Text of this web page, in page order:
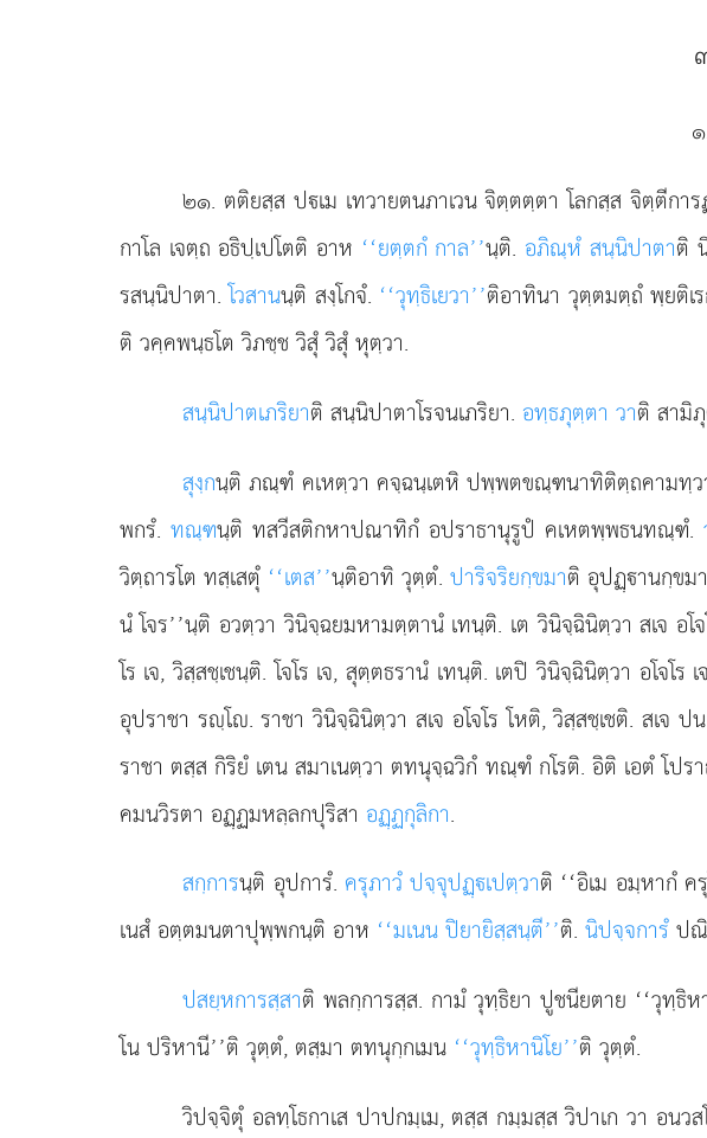
๒๑. ตติยสฺส ปเม เทวายตนภาเวน จิตฺตตฺตา โลกสฺส จิตฺตีกา
กาโล เจตฺถ อธิปฺเปโตติ อาห ‘‘ยตฺตกํ กาล’’นฺติ. อภิณฺหํ สนฺนิปาตาติ
รสนฺนิปาตา.โวสานนฺติ สงฺโกจํ. ‘‘วุทฺธิเยวา’’ติอาทินา วุตฺตมตฺถํ พฺยติเ
ติ วคฺคพนฺธโต วิภชฺช วิสุํ วิสุํ หุตฺวา.
สนฺนิปาตเภริยาติ สนฺนิปาตาโรจนเภริยา. อทฺธภุตฺตา วาติ สามิ
สุงฺกนฺติภณฺฑํ คเหตฺวา คจฺฉนฺเตหิ ปพฺพตขณฺฑนาทิติตฺถคามทฺ
พกรํ. ทณฺฑนฺติ ทสวีสติกหาปณาทิกํ อปราธานุรูปํ คเหตพฺพธนทณฺฑํ.
วิตฺถารโต ทสฺเสตุํ ‘‘เตส’’นฺติอาทิวุตฺตํ.ปาริจริยกฺขมาติ อุปฏฺานกฺข
นํ โจร’’นฺติ อวตฺวา วินิจฺฉยมหามตฺตานํ เทนฺติ. เต วินิจฺฉินิตฺวา สเจ อ
โร เจ, วิสฺสชฺเชนฺติ. โจโร เจ, สุตฺตธรานํ เทนฺติ. เตปิ วินิจฺฉินิตฺวา อโจโ
อุปราชา รฺโ. ราชา วินิจฺฉินิตฺวา สเจ อโจโร โหติ, วิสฺสชฺเชติ. สเ
ราชา ตสฺส กิริยํ เตน สมาเนตฺวา ตทนุจฺฉวิกํ ทณฺฑํ กโรติ. อิติ เอตํ โ
คมนวิรตา อฏฺฏมหลฺลกปุริสา อฏฺฏกุลิกา.
สกฺการนฺติ อุปการํ. ครุภาวํ ปจฺจุปฏฺเปตฺวาติ ‘‘อิเม อมฺหากํ
เนสํ อตฺตมนตาปุพฺพกนฺติ อาห ‘‘มเนน ปิยายิสฺสนฺตี’’ติ. นิปจฺจการํปณิ
ปสยฺหการสฺสาติ พลกฺการสฺส. กามํ วุทฺธิยา ปูชนียตาย ‘‘วุทฺธิห
โน ปริหานี’’ติ วุตฺตํ, ตสฺมา ตทนุกฺกเมน ‘‘วุทฺธิหานิโย’’ติ วุตฺตํ.
วิปจฺจิตุํ อลทฺโธกาเส ปาปกมฺเม, ตสฺส กมฺมสฺส วิปาเก วา อนว